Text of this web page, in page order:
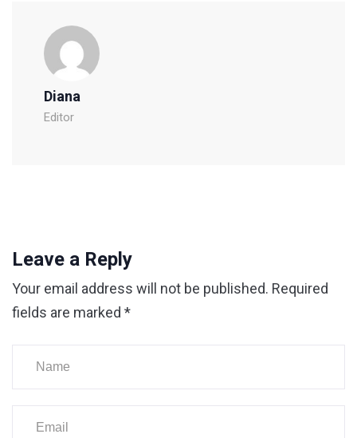
Diana
Editor
Leave a Reply
Your email address will not be published. Required
fields are marked *